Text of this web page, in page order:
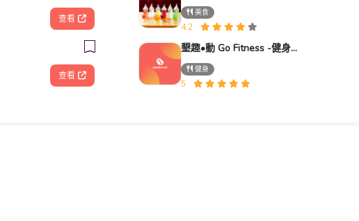
查看
查看
美食
4.2
墾趣•動 Go Fitness -健身房推薦|器械皮拉提斯|瑜珈|銀髮族運動|肌力訓練|私人教練|企業包班|台北中山區|捷運南京
健身
5